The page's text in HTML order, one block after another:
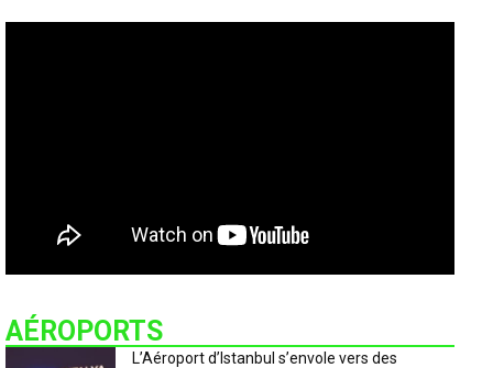
AÉROPORTS
L’Aéroport d’Istanbul s’envole vers des